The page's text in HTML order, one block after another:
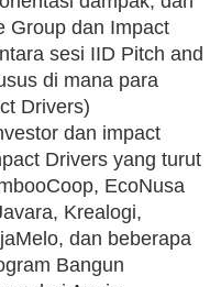
Group dan Impact
sesi IID Pitch and
di mana para
Drivers)
dan impact
Drivers yang turut
EcoNusa
Krealogi,
dan beberapa
Bangun